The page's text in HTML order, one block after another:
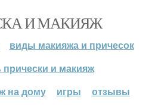
И МАКИЯЖ
виды макияжа и причесок
прически и макияж
на дому
игры отзывы